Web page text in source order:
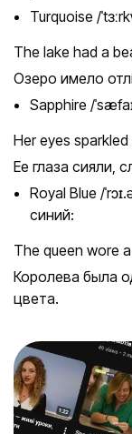
Turquoise /
The lake had a
Озеро имело
Sapphire /
Her eyes
Ее глаза сияли,
Royal Blue /
синий:
The queen wore
Королева была
цвета.